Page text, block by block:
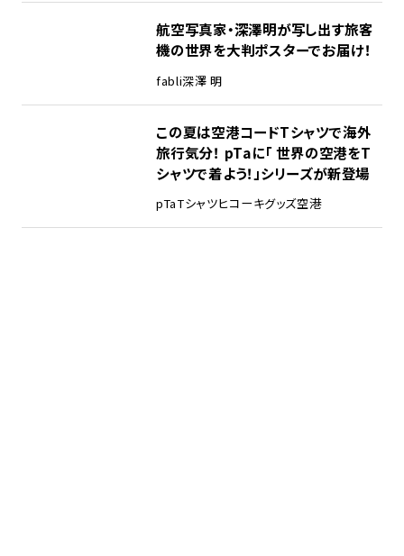
航空写真家・深澤明が写し出す旅客
機の世界を大判ポスターでお届け！
fabli深澤 明
この夏は空港コードTシャツで海外
旅行気分！ pTaに「 世界の空港をT
シャツで着よう！」シリーズが新登場
pTaTシャツヒコーキグッズ空港